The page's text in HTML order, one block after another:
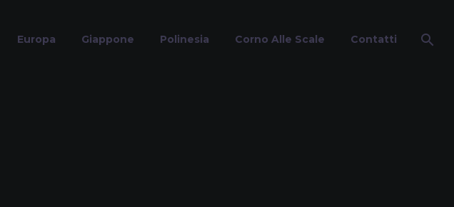
Europa Giappone Polinesia Corno Alle Scale Contatti